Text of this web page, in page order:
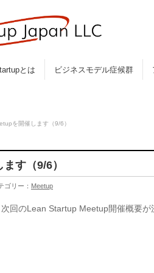
とは ビジネスモデル症候群
を開催します（9/6）
す（9/6）
ゴリー： Meetup
回のLean Startup Meetup開催概要が